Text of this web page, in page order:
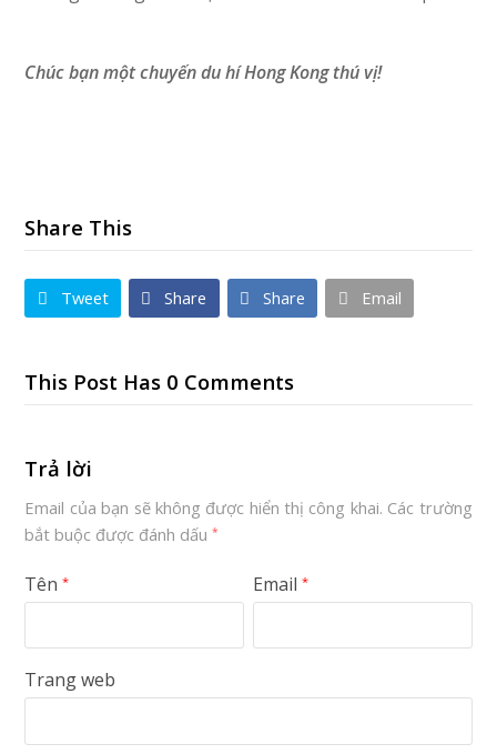
Chúc bạn một chuyến du hí Hong Kong thú vị!
Share This
Tweet Share Share Email
This Post Has 0 Comments
Trả lời
Email của bạn sẽ không được hiển thị công khai. Các trường
bắt buộc được đánh dấu*
Tên* Email*
Trang web